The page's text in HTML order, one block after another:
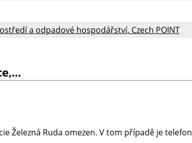
a odpadové hospodářství, Czech POINT
Železná Ruda omezen. V tom případě je telefon